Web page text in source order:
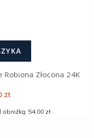
Złocona 24K
złAktualna
wynosi:
45,00 zł.
54,00 zł